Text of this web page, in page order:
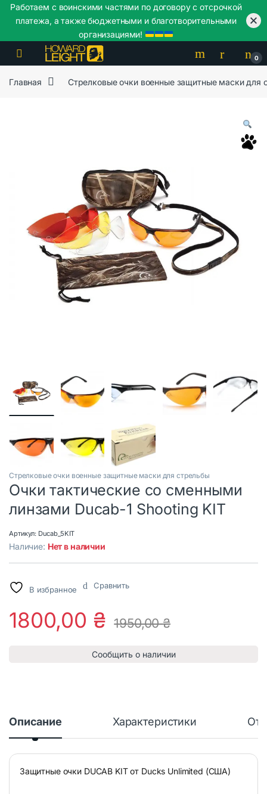
Skip to navigation
Skip to content
0
Главная Стрелковые очки военные защитные маски для
Стрелковые очки военные защитные маски для стрельбы
Очки тактические со сменными
линзами Ducab-1 Shooting KIT
Артикул: Ducab_5KIT
Наличие: Нет в наличии
В избранное Сравнить
1800,00 ₴ 1950,00₴
Сообщить о наличии
Описание Характеристики
Защитные очки DUCAB KIT от Ducks Unlimited (США)
Работаем с воинскими частями по договору с отсрочкой
платежа, а также бюджетными и благотворительными
организациями!